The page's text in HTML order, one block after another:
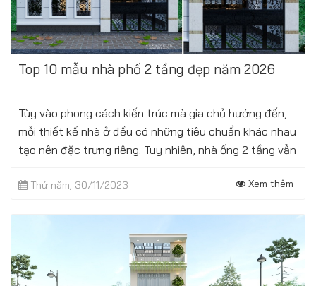
Top 10 mẫu nhà phố 2 tầng đẹp năm 2026
Tùy vào phong cách kiến trúc mà gia chủ hướng đến,
mỗi thiết kế nhà ở đều có những tiêu chuẩn khác nhau
tạo nên đặc trưng riêng. Tuy nhiên, nhà ống 2 tầng vẫn
Thứ năm, 30/11/2023 Xem thêm